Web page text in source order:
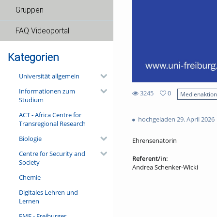
Gruppen
FAQ Videoportal
Kategorien
Universität allgemein
Informationen zum
Studium
ACT - Africa Centre for
Transregional Research
Biologie
Centre for Security and
Society
Chemie
Digitales Lehren und
Lernen
3245
views
0
hochgeladen 29. April 2026
Ehrensenatorin
Referent/in:
Andrea Schenker-Wicki